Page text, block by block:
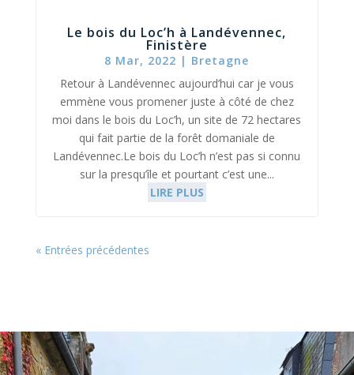
Le bois du Loc’h à Landévennec,
Finistère
8 Mar, 2022 | Bretagne
Retour à Landévennec aujourd’hui car je vous
emmène vous promener juste à côté de chez
moi dans le bois du Loc’h, un site de 72 hectares
qui fait partie de la forêt domaniale de
Landévennec.Le bois du Loc’h n’est pas si connu
sur la presqu’île et pourtant c’est une...
LIRE PLUS
« Entrées précédentes